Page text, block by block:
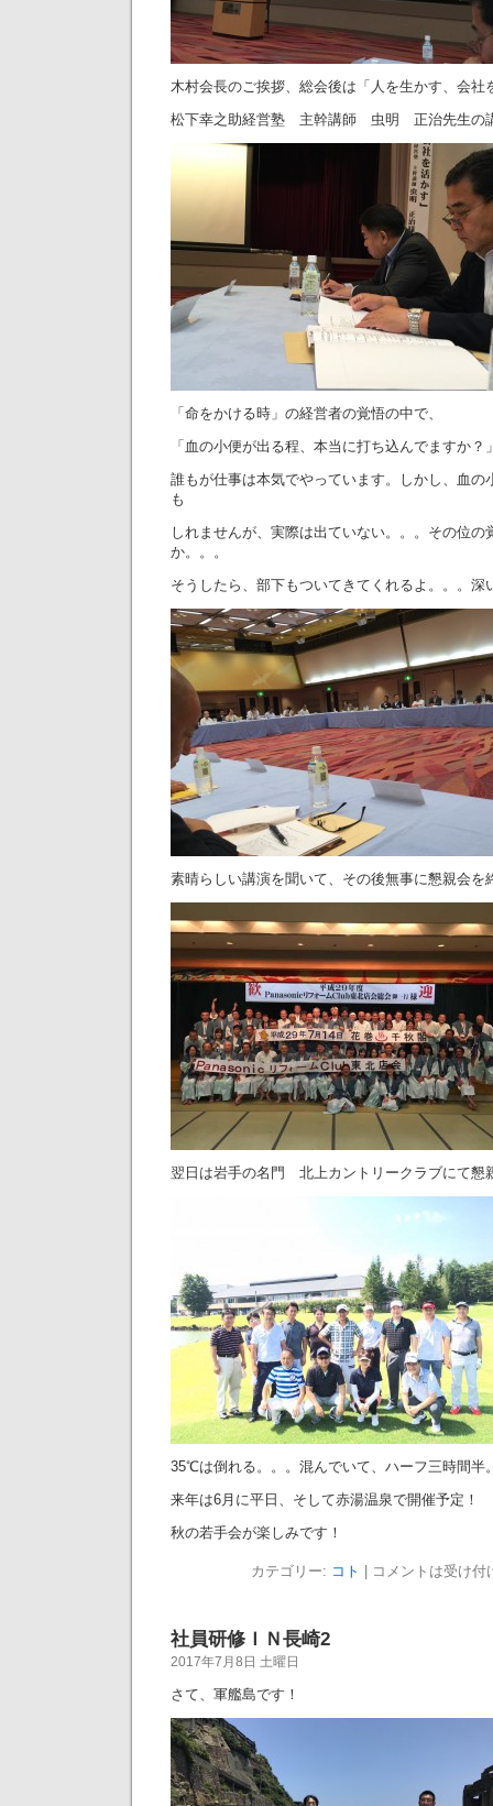
木村会長のご挨拶、総会後は「人を生かす、会社
松下幸之助経営塾 主幹講師 虫明 正治先生の
「命をかける時」の経営者の覚悟の中で、
「血の小便が出る程、本当に打ち込んでますか？
誰もが仕事は本気でやっています。しかし、血の
も
しれませんが、実際は出ていない。。。その位の
か。。。
そうしたら、部下もついてきてくれるよ。。。深
素晴らしい講演を聞いて、その後無事に懇親会を
翌日は岩手の名門 北上カントリークラブにて懇
35℃は倒れる。。。混んでいて、ハーフ三時間半
来年は6月に平日、そして赤湯温泉で開催予定！
秋の若手会が楽しみです！
カテゴリー: コト コメントは受け付
社員研修ＩＮ長崎2
2017年7月8日 土曜日
さて、軍艦島です！